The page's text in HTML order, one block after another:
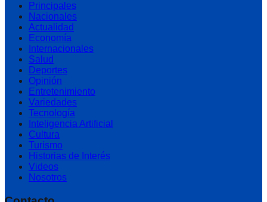
Principales
Nacionales
Actualidad
Economía
Internacionales
Salud
Deportes
Opinión
Entretenimiento
Variedades
Tecnología
Inteligencia Artificial
Cultura
Turismo
Historias de Interés
Videos
Nosotros